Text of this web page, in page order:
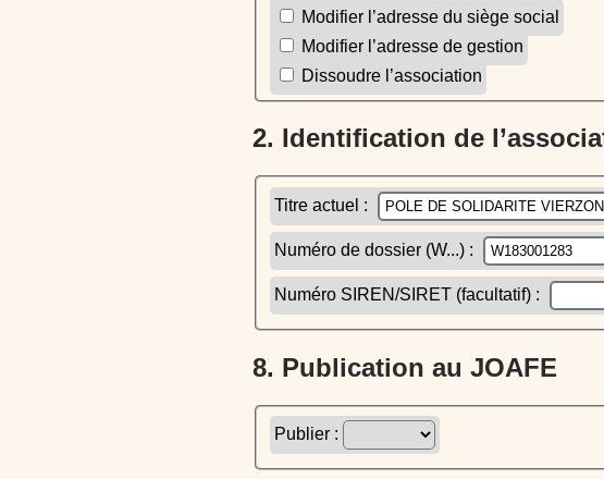
Modifier l’adresse du siège social
Modifier l’adresse de gestion
Dissoudre l’association
2. Identification de
Titre actuel :
Numéro de dossier (W...) :
Numéro SIREN/SIRET (facultatif) :
8. Publication au JOAFE
Publier :